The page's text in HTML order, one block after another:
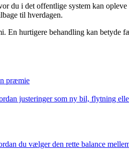
du i det offentlige system kan
til hverdagen.
En hurtigere behandling kan
præmie
justeringer som ny bil, flytning
du vælger den rette balance